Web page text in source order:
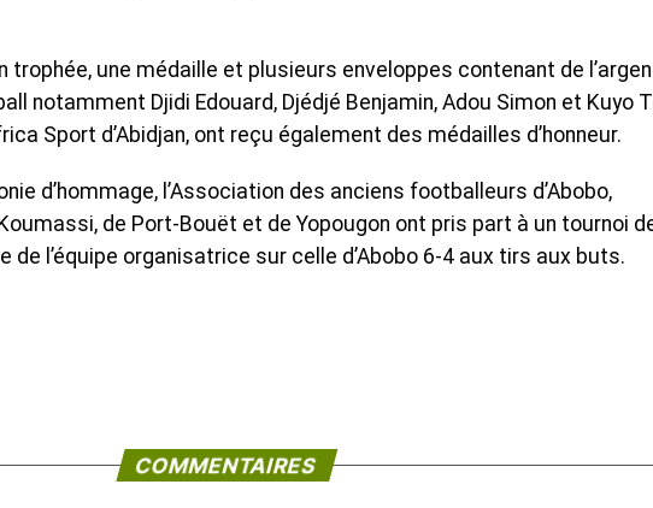
trophée, une médaille et plusieurs enveloppes contenant de
notamment Djidi Edouard, Djédjé Benjamin, Adou Simon et Kuyo
Sport d’Abidjan, ont reçu également des médailles d’honneur.
d’hommage, l’Association des anciens footballeurs d’Abobo,
de Port-Bouët et de Yopougon ont pris part à un tournoi
de l’équipe organisatrice sur celle d’Abobo 6-4 aux tirs aux buts.
COMMENTAIRES